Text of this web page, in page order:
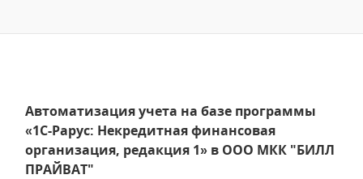
Автоматизация учета на базе программы
«1С-Рарус: Некредитная финансовая
организация, редакция 1» в ООО МКК "БИЛЛ
ПРАЙВАТ"